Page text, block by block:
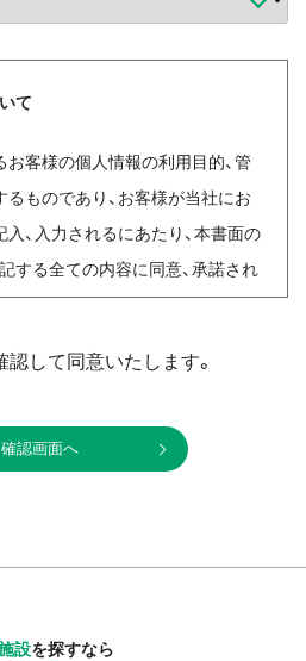
て
お客様の個人情報の利用目的、管
るものであり、お客様が当社にお
、入力されるにあたり、本書面の
する全ての内容に同意、承諾され
当社が取扱う全ての個人情報の保
十分に認識し、本人の権利の保護、
認して同意いたします。
設を探すなら